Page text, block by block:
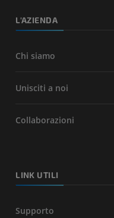
L'AZIENDA
Chi siamo
Unisciti a noi
Collaborazioni
LINK UTILI
Supporto